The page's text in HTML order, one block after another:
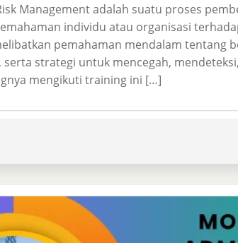
Management adalah suatu proses
individu atau organisasi
pemahaman mendalam tentang
strategi untuk mencegah,
mengikuti training ini […]